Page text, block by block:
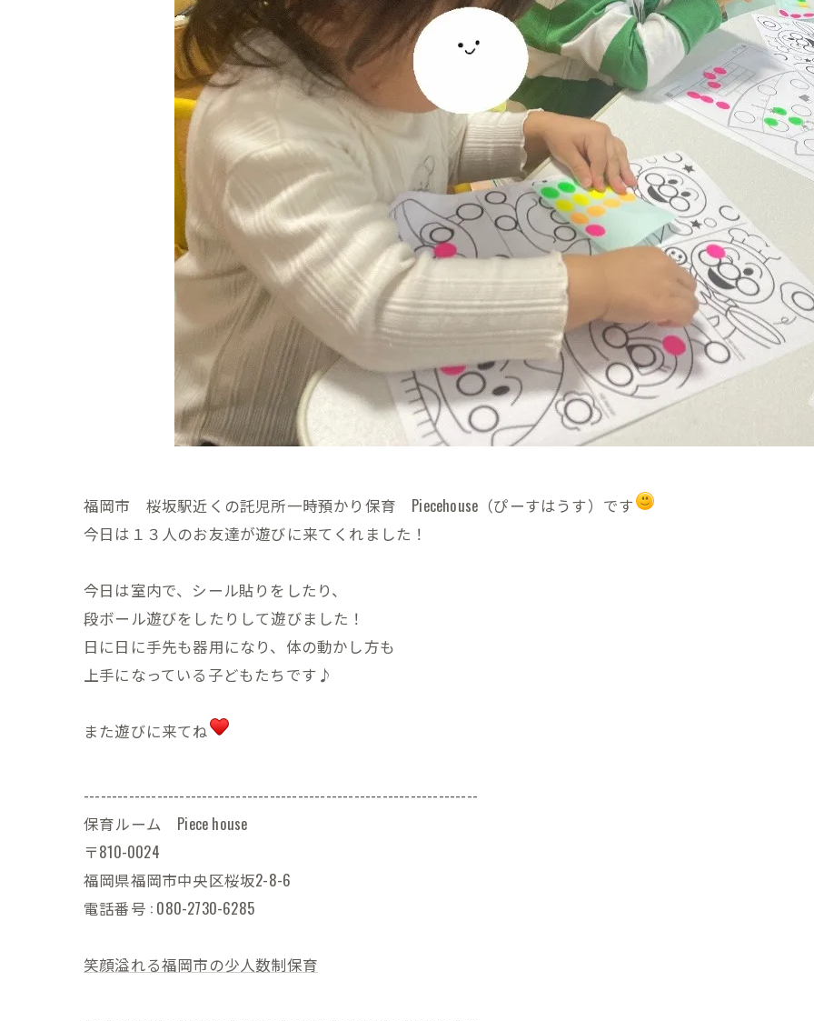
福岡市 桜坂駅近くの託児所一時預かり保育 Piecehouse（ぴーすはうす）です
今日は１３人のお友達が遊びに来てくれました！
今日は室内で、シール貼りをしたり、
段ボール遊びをしたりして遊びました！
日に日に手先も器用になり、体の動かし方も
上手になっている子どもたちです♪
また遊びに来てね
----------------------------------------------------------------------
保育ルーム Piece house
〒810-0024
福岡県福岡市中央区桜坂2-8-6
電話番号 : 080-2730-6285
笑顔溢れる福岡市の少人数制保育